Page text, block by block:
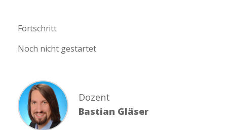
Fortschritt
Noch nicht gestartet
Dozent
Bastian Gläser